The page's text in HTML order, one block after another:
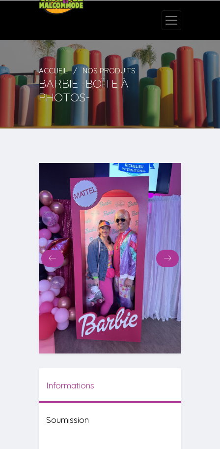
ACCUEIL NOS PRODUITS
BARBIE -BOÎTE À
PHOTOS-
Informations
Soumission